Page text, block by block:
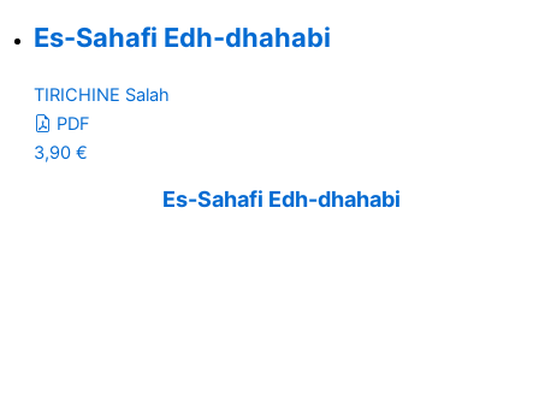
Es-Sahafi Edh-dhahabi
TIRICHINE Salah
PDF
3,90 €
Es-Sahafi Edh-dhahabi